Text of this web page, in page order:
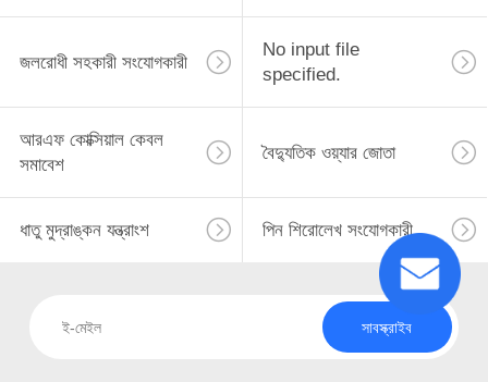
জলরোধী সহকারী সংযোগকারী
No input file
specified.
আরএফ কোক্সিয়াল কেবল
সমাবেশ
বৈদ্যুতিক ওয়্যার জোতা
ধাতু মুদ্রাঙ্কন যন্ত্রাংশ পিন শিরোলেখ সংযোগকারী
সাবস্ক্রাইব